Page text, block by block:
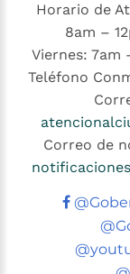
Horario de
8am –
Viernes: 7am
Teléfono
Correo de